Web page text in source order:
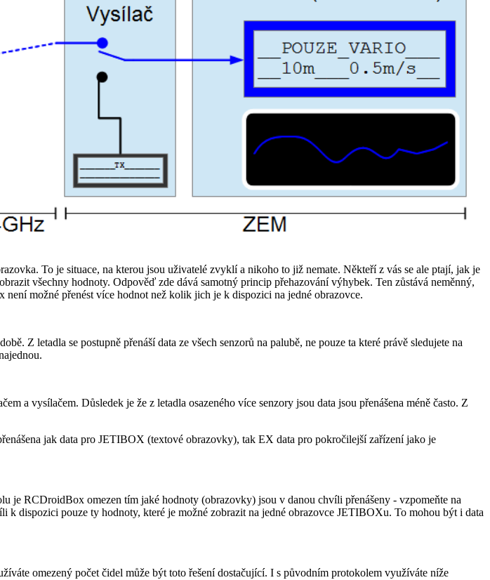
To je situace, na kterou jsou uživatelé zvyklí a nikoho to již nemate. Někteří z vás se ale ptají, jak je
všechny hodnoty. Odpověď zde dává samotný princip přehazování výhybek. Ten zůstává neměnný,
možné přenést více hodnot než kolik jich je k dispozici na jedné obrazovce.
Z letadla se postupně přenáší data ze všech senzorů na palubě, ne pouze ta které právě sledujete na
a vysílačem. Důsledek je že z letadla osazeného více senzory jsou data jsou přenášena méně často. Z
jak data pro JETIBOX (textové obrazovky), tak EX data pro pokročilejší zařízení jako je
RCDroidBox omezen tím jaké hodnoty (obrazovky) jsou v danou chvíli přenášeny - vzpomeňte na
dispozici pouze ty hodnoty, které je možné zobrazit na jedné obrazovce JETIBOXu. To mohou být i data
omezený počet čidel může být toto řešení dostačující. I s původním protokolem využíváte níže